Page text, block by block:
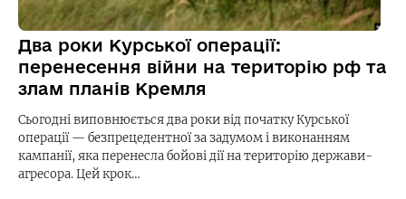
Два роки Курської операції:
перенесення війни на територію рф та
злам планів Кремля
Сьогодні виповнюється два роки від початку Курської
операції — безпрецедентної за задумом і виконанням
кампанії, яка перенесла бойові дії на територію держави-
агресора. Цей крок…